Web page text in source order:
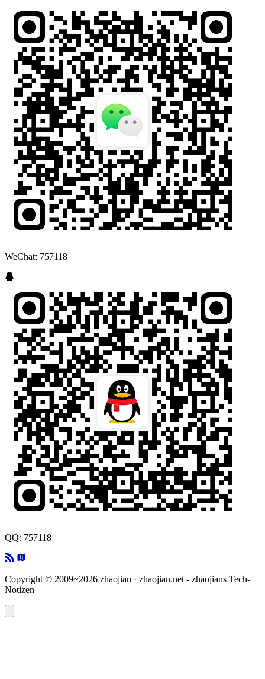
WeChat: 757118
QQ: 757118
Copyright © 2009~2026 zhaojian · zhaojian.net - zhaojians Tech-
Notizen